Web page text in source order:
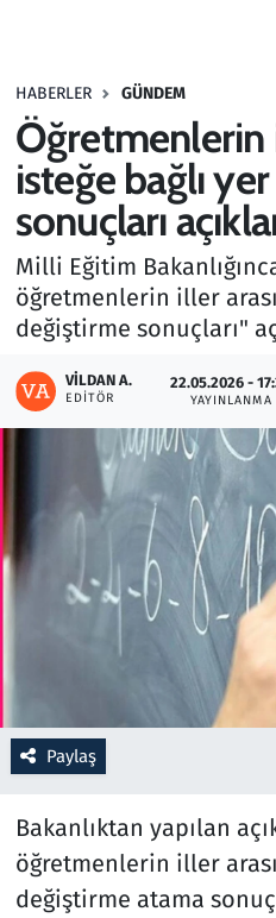
HABERLER GÜNDEM
Öğretmenlerin
isteğe bağlı
sonuçları
Milli Eğitim
öğretmenlerin iller
değiştirme sonuçları"
VILDAN A.
EDITÖR
22.05.2026 -
YAYINLANMA
Paylaş
Bakanlıktan yapılan
öğretmenlerin iller
değiştirme atama
Haber
Kültür Sanat
Kurumsal Haberler
Lezzet Durağı
Memur ve Kamu
Otomobil
Oyun
Ramazan
Resmi İlanlar
Savunma Sanayi
Seçim 2023
Spor